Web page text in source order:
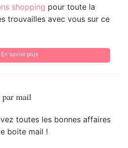
shopping pour toute la
trouvailles avec vous sur ce
En savoir plus
par mail
toutes les bonnes affaires
boite mail !